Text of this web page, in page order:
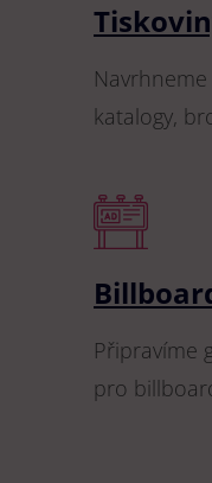
katalogy,
Připravíme
pro